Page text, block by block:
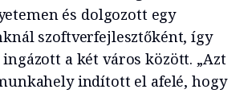
és dolgozott egy
szoftverfejlesztőként, így
a két város között. „Azt
indított el afelé, hogy